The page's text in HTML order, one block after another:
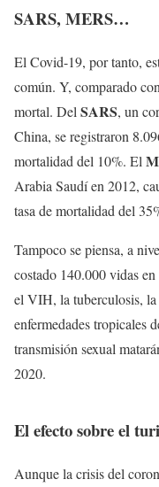
SARS, MERS…
El Covid-19, por tanto,
común. Y, comparado
mortal. Del SARS, un
China, se registraron
mortalidad del 10%. El
Arabia Saudí en 2012,
tasa de mortalidad del
Tampoco se piensa, a
costado 140.000 vidas
el VIH, la tuberculosis,
enfermedades tropicales
transmisión sexual
2020.
El efecto sobre el
Aunque la crisis del